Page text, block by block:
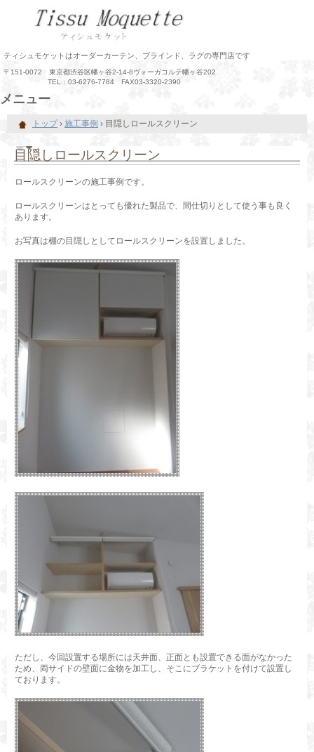
ティシュモケットはオーダーカーテン、ブラインド、ラグの専門店です
〒151-0072 東京都渋谷区幡ヶ谷2-14-8ヴォーガコルテ幡ヶ谷202
TEL：03-6276-7784 FAX03-3320-2390
メニュー
トップ › 施工事例 › 目隠しロールスクリーン
目隠しロールスクリーン
ロールスクリーンの施工事例です。
ロールスクリーンはとっても優れた製品で、間仕切りとして使う事も良く
あります。
お写真は棚の目隠しとしてロールスクリーンを設置しました。
ただし、今回設置する場所には天井面、正面とも設置できる面がなかった
ため、両サイドの壁面に金物を加工し、そこにブラケットを付けて設置し
ております。